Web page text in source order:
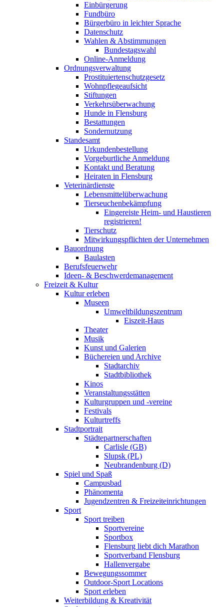
Einbürgerung
Fundbüro
Bürgerbüro in leichter Sprache
Datenschutz
Wahlen & Abstimmungen
Bundestagswahl
Online-Anmeldung
Ordnungsverwaltung
Prostituiertenschutzgesetz
Wohnpflegeaufsicht
Stiftungen
Verkehrsüberwachung
Hunde in Flensburg
Bestattungen
Sondernutzung
Standesamt
Urkundenbestellung
Vorgeburtliche Anmeldung
Kontakt und Beratung
Heiraten in Flensburg
Veterinärdienste
Lebensmittelüberwachung
Tierseuchenbekämpfung
Eingereiste Heim- und Haustieren
registrieren!
Tierschutz
Mitwirkungspflichten der Unternehmen
Bauordnung
Baulasten
Berufsfeuerwehr
Ideen- & Beschwerdemanagement
Freizeit & Kultur
Kultur erleben
Museen
Umweltbildungszentrum
Eiszeit-Haus
Theater
Musik
Kunst und Galerien
Büchereien und Archive
Stadtarchiv
Stadtbibliothek
Kinos
Veranstaltungsstätten
Kulturgruppen und -vereine
Festivals
Kulturtreffs
Stadtportrait
Städtepartnerschaften
Carlisle (GB)
Slupsk (PL)
Neubrandenburg (D)
Spiel und Spaß
Campusbad
Phänomenta
Jugendzentren & Freizeiteinrichtungen
Sport
Sport treiben
Sportvereine
Sportbox
Flensburg liebt dich Marathon
Sportverband Flensburg
Hallenvergabe
Bewegungssommer
Outdoor-Sport Locations
Sport erleben
Weiterbildung & Kreativität